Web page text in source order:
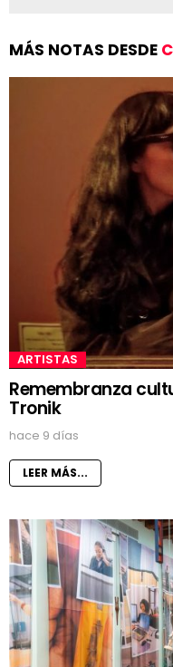
MÁS NOTAS DESDE
ARTISTAS
Remembranza
Tronik
hace 9 días
LEER MÁS...